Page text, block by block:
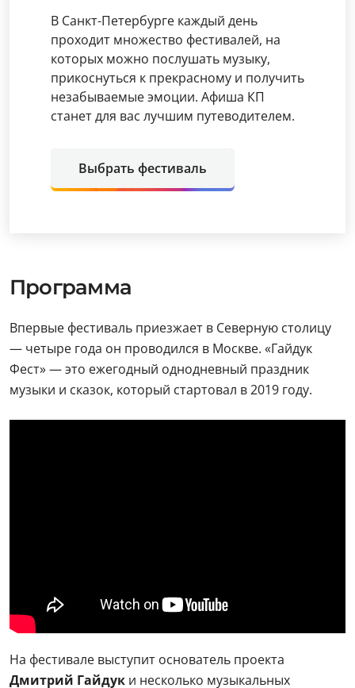
В Санкт-Петербурге каждый день
проходит множество фестивалей, на
которых можно послушать музыку,
прикоснуться к прекрасному и получить
незабываемые эмоции. Афиша КП
станет для вас лучшим путеводителем.
Выбрать фестиваль
Программа
Впервые фестиваль приезжает в Северную столицу
— четыре года он проводился в Москве. «Гайдук
Фест» — это ежегодный однодневный праздник
музыки и сказок, который стартовал в 2019 году.
На фестивале выступит основатель проекта
Дмитрий Гайдук и несколько музыкальных